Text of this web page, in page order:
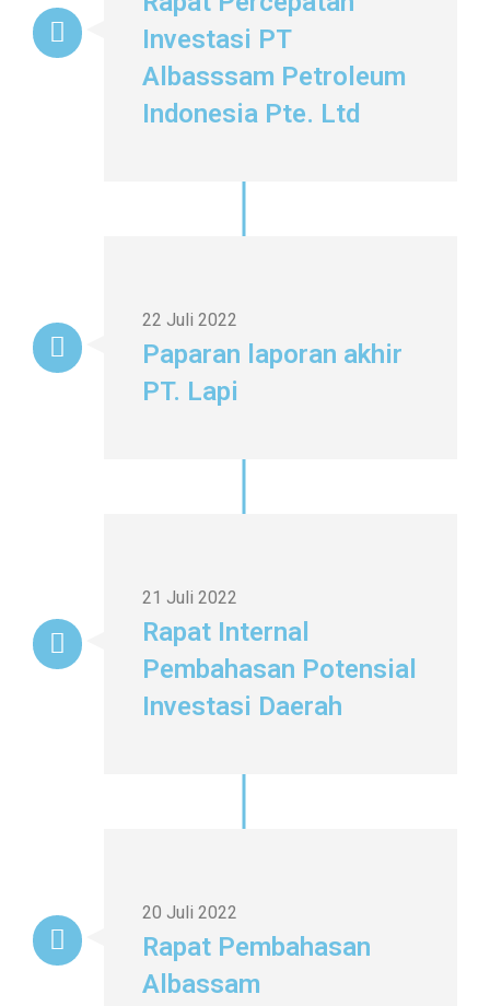
Investasi PT
Albasssam Petroleum
Indonesia Pte. Ltd
22 Juli 2022
Paparan laporan akhir
PT. Lapi
21 Juli 2022
Rapat Internal
Pembahasan Potensial
Investasi Daerah
20 Juli 2022
Rapat Pembahasan
Albassam